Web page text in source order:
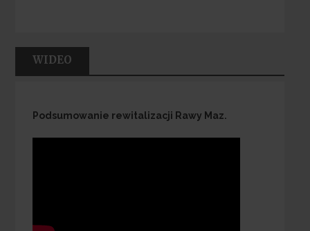
WIDEO
Podsumowanie rewitalizacji Rawy Maz.